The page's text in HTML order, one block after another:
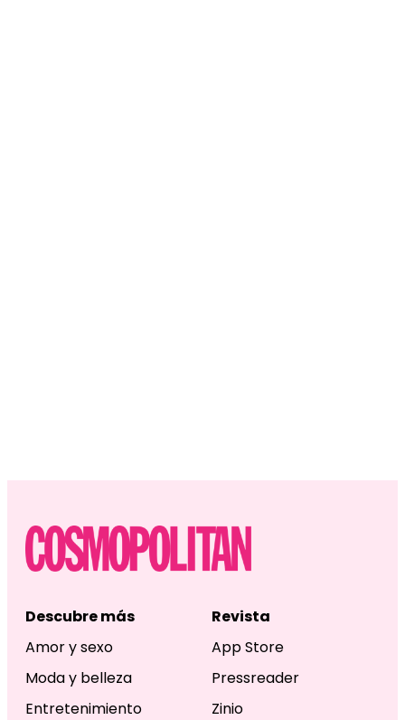
Descubre más
Amor y sexo
Moda y belleza
Entretenimiento
Revista
App Store
Pressreader
Zinio